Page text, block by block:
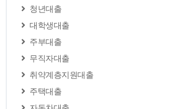
청년대출
대학생대출
주부대출
무직자대출
취약계층지원대출
주택대출